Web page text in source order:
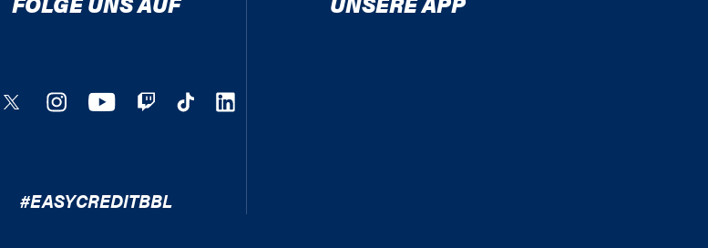
#EASYCREDITBBL